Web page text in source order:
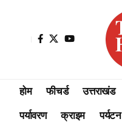
होम फीचर्ड उत्तराखंड
पर्यावरण क्राइम पर्यटन